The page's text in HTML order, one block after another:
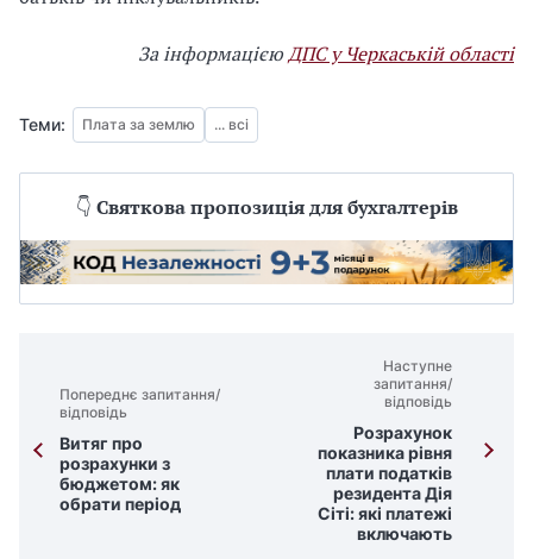
За інформацієюДПС у Черкаській області
Теми: Плата за землю ... всі
👇 Святкова пропозиція для бухгалтерів
Попереднє запитання/
відповідь
Витяг про
розрахунки з
бюджетом: як
обрати період
Наступне
запитання/
відповідь
Розрахунок
показника рівня
плати податків
резидента Дія
Сіті: які платежі
включають